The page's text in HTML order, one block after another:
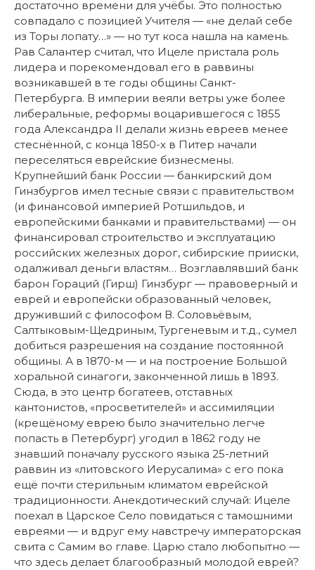
достаточно времени для учёбы. Это полностью
совпадало с позицией Учителя — «не делай себе
из Торы лопату…» — но тут коса нашла на камень.
Рав Салантер считал, что Ицеле пристала роль
лидера и порекомендовал его в раввины
возникавшей в те годы общины Санкт-
Петербурга. В империи веяли ветры уже более
либеральные, реформы воцарившегося с 1855
года Александра II делали жизнь евреев менее
стеснённой, с конца 1850-х в Питер начали
переселяться еврейские бизнесмены.
Крупнейший банк России — банкирский дом
Гинзбургов имел тесные связи с правительством
(и финансовой империей Ротшильдов, и
европейскими банками и правительствами) — он
финансировал строительство и эксплуатацию
российских железных дорог, сибирские прииски,
одалживал деньги властям… Возглавлявший банк
барон Гораций (Гирш) Гинзбург — правоверный и
еврей и европейски образованный человек,
друживший с философом В. Соловьёвым,
Салтыковым-Щедриным, Тургеневым и т.д., сумел
добиться разрешения на создание постоянной
общины. А в 1870-м — и на построение Большой
хоральной синагоги, законченной лишь в 1893.
Сюда, в это центр богатеев, отставных
кантонистов, «просветителей» и ассимиляции
(крещёному еврею было значительно легче
попасть в Петербург) угодил в 1862 году не
знавший поначалу русского языка 25-летний
раввин из «литовского Иерусалима» с его пока
ещё почти стерильным климатом еврейской
традиционности. Анекдотический случай: Ицеле
поехал в Царское Село повидаться с тамошними
евреями — и вдруг ему навстречу императорская
свита с Самим во главе. Царю стало любопытно —
что здесь делает благообразный молодой еврей?